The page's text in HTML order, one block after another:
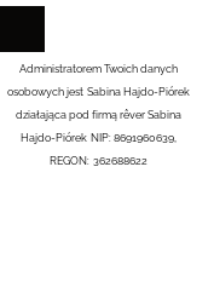
Administratorem Twoich danych
osobowych jest Sabina Hajdo-Piórek
działająca pod firmą rêver Sabina
Hajdo-Piórek NIP: 8691960639,
REGON: 362688622